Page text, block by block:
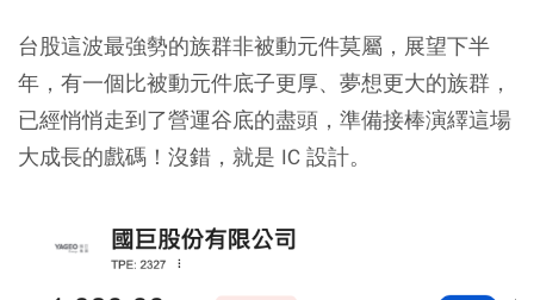
台股這波最強勢的族群非被動元件莫屬，展望下半
年，有一個比被動元件底子更厚、夢想更大的族群，
已經悄悄走到了營運谷底的盡頭，準備接棒演繹這場
大成長的戲碼！沒錯，就是 IC 設計。